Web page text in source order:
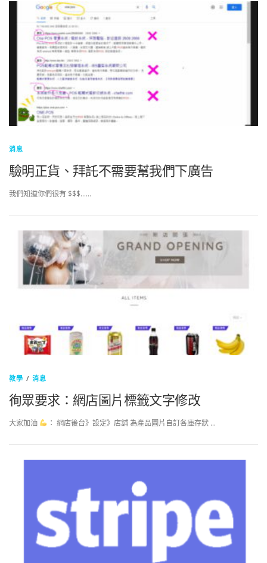
消息
驗明正貨、拜託不需要幫我們下廣告
我們知道你們很有 $$$……
教學 /消息
徇眾要求：網店圖片標籤文字修改
大家加油 ： 網店後台》設定》店舖 為產品圖片自訂各庫存狀 …